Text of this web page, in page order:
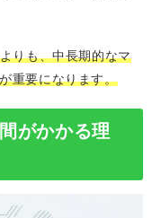
りも、中長期的なマ
重要になります。
がかかる理